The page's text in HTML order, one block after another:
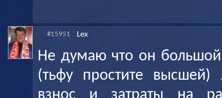
#15951 Lex
Не думаю что он
(тьфу простите высшей)